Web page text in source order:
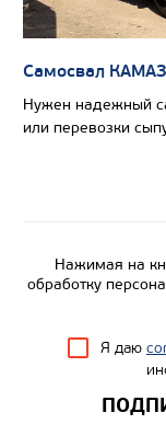
Насос
Модель
Самосвал
Нужен надежный
или перевозки
Нажимая на
обработку
Я даю